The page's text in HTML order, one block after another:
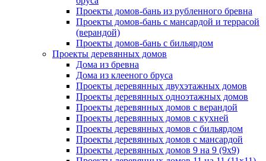
Проекты домов-бань из рубленного бревна
Проекты домов-бань с мансардой и террасой
(верандой)
Проекты домов-бань с бильярдом
Проекты деревянных домов
Дома из бревна
Дома из клееного бруса
Проекты деревянных двухэтажных домов
Проекты деревянных одноэтажных домов
Проекты деревянных домов с верандой
Проекты деревянных домов с кухней
Проекты деревянных домов с бильярдом
Проекты деревянных домов с мансардой
Проекты деревянных домов 9 на 9 (9x9)